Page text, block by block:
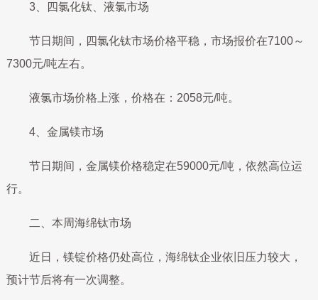
3、四氯化钛、液氯市场
节日期间，四氯化钛市场价格平稳，市场报价在7100～
7300元/吨左右。
液氯市场价格上涨，价格在：2058元/吨。
4、金属镁市场
节日期间，金属镁价格稳定在59000元/吨，依然高位运
行。
二、本周海绵钛市场
近日，镁锭价格仍处高位，海绵钛企业依旧压力较大，
预计节后将有一次调整。